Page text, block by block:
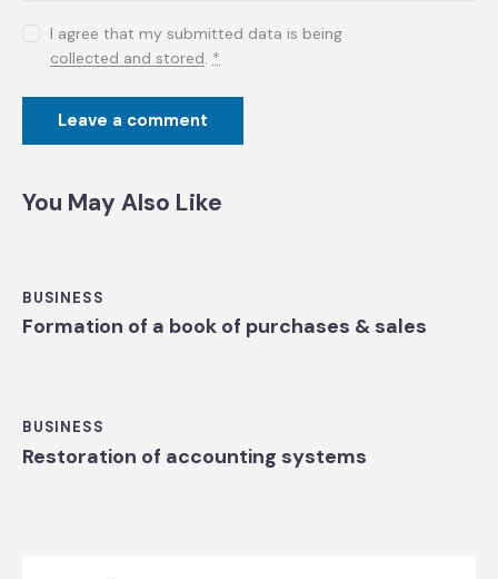
I agree that my submitted data is being
collected and stored. *
You May Also Like
BUSINESS
Formation of a book of purchases & sales
BUSINESS
Restoration of accounting systems